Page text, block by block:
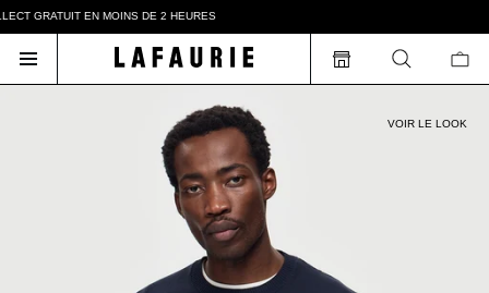
GRATUIT EN MOINS DE 2 HEURES
VOIR LE LOOK